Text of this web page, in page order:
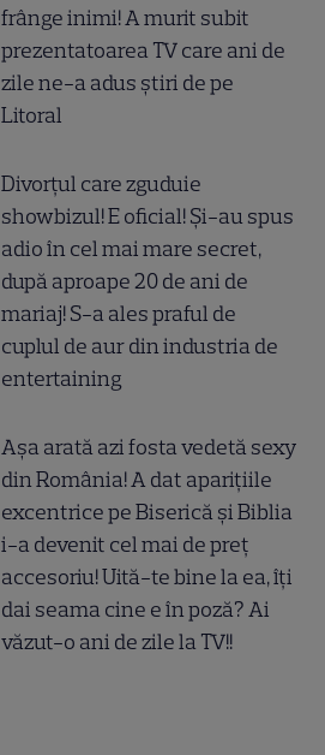
frânge inimi! A murit subit
prezentatoarea TV care ani de
zile ne-a adus știri de pe
Litoral
Divorțul care zguduie
showbizul! E oficial! Și-au spus
adio în cel mai mare secret,
după aproape 20 de ani de
mariaj! S-a ales praful de
cuplul de aur din industria de
entertaining
Așa arată azi fosta vedetă sexy
din România! A dat aparițiile
excentrice pe Biserică și Biblia
i-a devenit cel mai de preț
accesoriu! Uită-te bine la ea, îți
dai seama cine e în poză? Ai
văzut-o ani de zile la TV!!